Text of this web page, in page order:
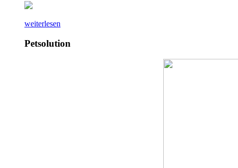
weiterlesen
Petsolution